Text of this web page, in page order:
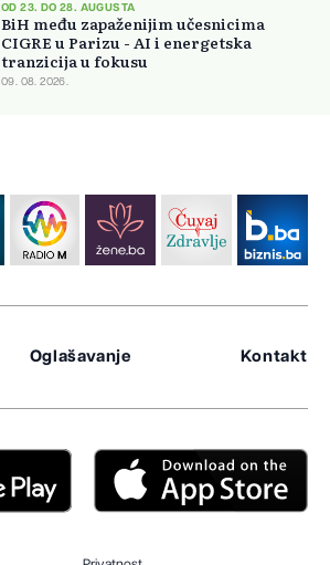
OD 23. DO 28. AUGUSTA
BiH među zapaženijim učesnicima
CIGRE u Parizu - AI i energetska
tranzicija u fokusu
09. 08. 2026.
Oglašavanje Kontakt